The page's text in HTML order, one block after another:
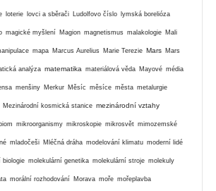
loterie lovci a sběrači Ludolfovo číslo lymská borelióza
magické myšlení Magion magnetismus malakologie Mali
mapa Marcus Aurelius Marie Terezie Mars Mars
analýza matematika materiálová věda Mayové média
menšiny Merkur Měsíc měsíce města metalurgie
Mezinárodní kosmická stanice mezinárodní vztahy
mikroorganismy mikroskopie mikrosvět mimozemské
mladočeši Mléčná dráha modelování klimatu moderní lidé
biologie molekulární genetika molekulární stroje molekuly
morální rozhodování Morava moře mořeplavba